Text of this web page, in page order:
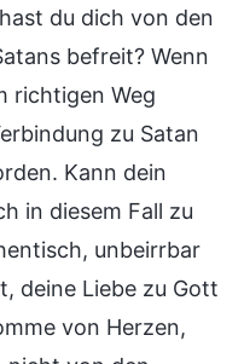
du dich von den
befreit? Wenn
richtigen Weg
zu Satan
Kann dein
in diesem Fall zu
unbeirrbar
deine Liebe zu Gott
von Herzen,